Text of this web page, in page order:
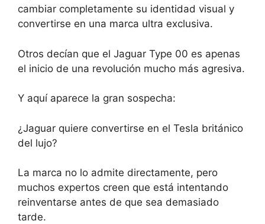
cambiar completamente su identidad visual y
convertirse en una marca ultra exclusiva.
Otros decían que el Jaguar Type 00 es apenas
el inicio de una revolución mucho más agresiva.
Y aquí aparece la gran sospecha:
¿Jaguar quiere convertirse en el Tesla británico
del lujo?
La marca no lo admite directamente, pero
muchos expertos creen que está intentando
reinventarse antes de que sea demasiado
tarde.